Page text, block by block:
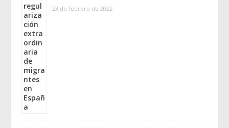
23 de febrero de 2022